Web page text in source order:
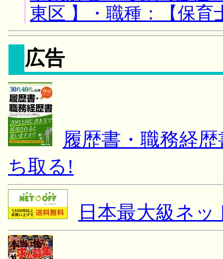
東区 】・職種：【保育
広告
履歴書・職務経
ち取る!
日本最大級ネ